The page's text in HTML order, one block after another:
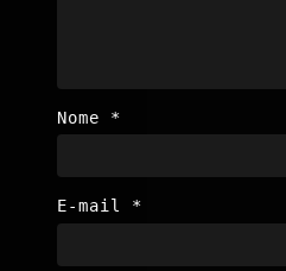
Nome *
E-mail *